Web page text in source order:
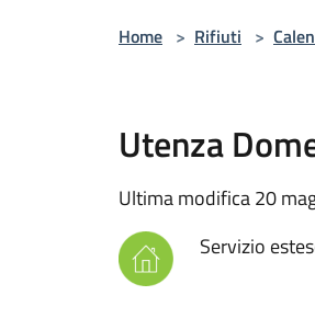
Home > Rifiuti >
Utenza
Ultima modifica 20
Servizio